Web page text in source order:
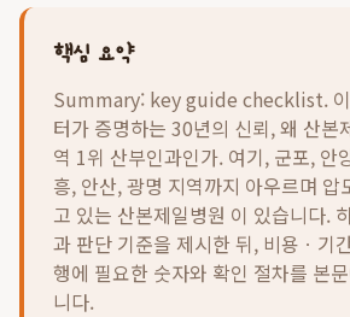
핵심 요약
Summary: key guide checklist. 이
터가 증명하는 30년의 신뢰, 왜 산본
역 1위 산부인과인가. 여기, 군포, 안
흥, 안산, 광명 지역까지 아우르며 압
고 있는 산본제일병원 이 있습니다.
과 판단 기준을 제시한 뒤, 비용ㆍ기
행에 필요한 숫자와 확인 절차를 본
니다.